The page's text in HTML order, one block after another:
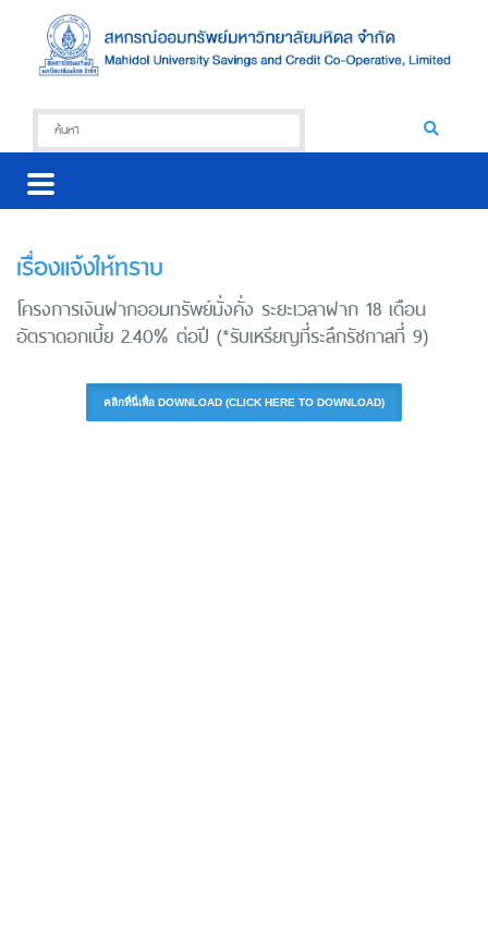
เรื่องแจ้งให้ทราบ
โครงการเงินฝากออมทรัพย์มั่งคั่ง ระยะเวลาฝาก 18 เดือน
อัตราดอกเบี้ย 2.40% ต่อปี (*รับเหรียญที่ระลึกรัชกาลที่ 9)
คลิกที่นี่เพื่อ DOWNLOAD (CLICK HERE TO DOWNLOAD)